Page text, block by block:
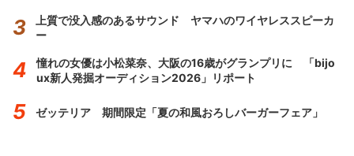
上質で没入感のあるサウンド ヤマハのワイヤレススピーカ
ー
憧れの女優は小松菜奈、大阪の16歳がグランプリに 「bijo
ux新人発掘オーディション2026」リポート
ゼッテリア 期間限定「夏の和風おろしバーガーフェア」